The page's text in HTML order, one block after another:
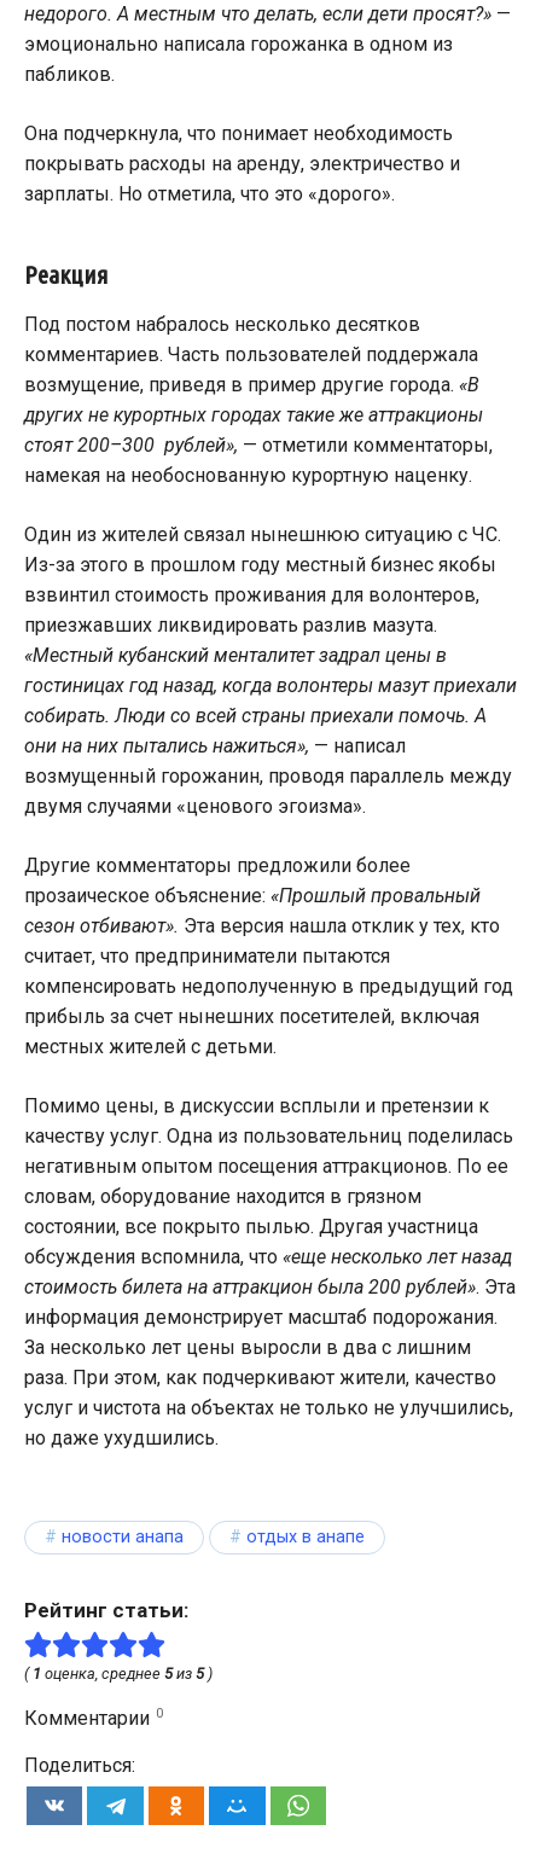
недорого. А местным что делать, если дети просят?» —
эмоционально написала горожанка в одном из
пабликов.
Она подчеркнула, что понимает необходимость
покрывать расходы на аренду, электричество и
зарплаты. Но отметила, что это «дорого».
Реакция
Под постом набралось несколько десятков
комментариев. Часть пользователей поддержала
возмущение, приведя в пример другие города. «В
других не курортных городах такие же аттракционы
стоят 200–300 рублей», — отметили комментаторы,
намекая на необоснованную курортную наценку.
Один из жителей связал нынешнюю ситуацию с ЧС.
Из-за этого в прошлом году местный бизнес якобы
взвинтил стоимость проживания для волонтеров,
приезжавших ликвидировать разлив мазута.
«Местный кубанский менталитет задрал цены в
гостиницах год назад, когда волонтеры мазут приехали
собирать. Люди со всей страны приехали помочь. А
они на них пытались нажиться», — написал
возмущенный горожанин, проводя параллель между
двумя случаями «ценового эгоизма».
Другие комментаторы предложили более
прозаическое объяснение: «Прошлый провальный
сезон отбивают». Эта версия нашла отклик у тех, кто
считает, что предприниматели пытаются
компенсировать недополученную в предыдущий год
прибыль за счет нынешних посетителей, включая
местных жителей с детьми.
Помимо цены, в дискуссии всплыли и претензии к
качеству услуг. Одна из пользовательниц поделилась
негативным опытом посещения аттракционов. По ее
словам, оборудование находится в грязном
состоянии, все покрыто пылью. Другая участница
обсуждения вспомнила, что «еще несколько лет назад
стоимость билета на аттракцион была 200 рублей». Эта
информация демонстрирует масштаб подорожания.
За несколько лет цены выросли в два с лишним
раза. При этом, как подчеркивают жители, качество
услуг и чистота на объектах не только не улучшились,
но даже ухудшились.
новости анапа отдых в анапе
Рейтинг статьи:
( 1 оценка, среднее 5из 5)
Комментарии 0
Поделиться: